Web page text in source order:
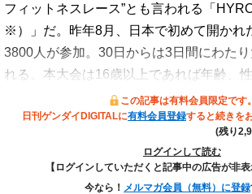
フィットネスレース”とも言われる「
※）」だ。昨年8月、日本で初めて開かれ
3800人が参加。30日からは3日間にわた
れる。本大会は16歳以上であれば年齢、
この記事は有料会員限定です。
日刊ゲンダイDIGITALに有料会員登録すると続きを
(残り
ログインして読む
【ログインしていただくと記事中の広告が非表
今なら！ メルマガ会員（無料）に登録